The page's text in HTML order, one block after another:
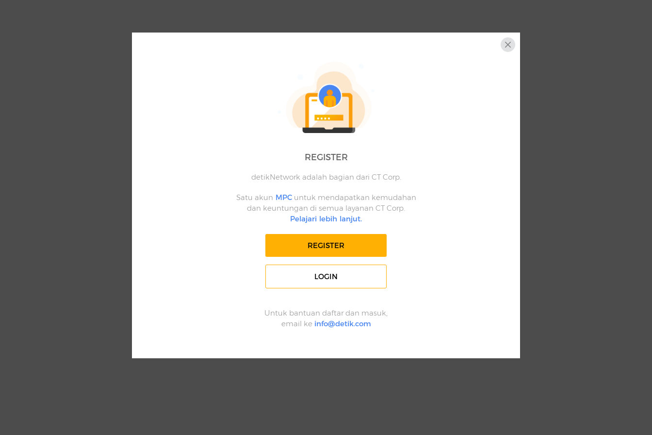
REGISTER
detikNetwork adalah bagian dari CT Corp.
Satu akun MPCuntuk mendapatkan kemudahan
dan keuntungan di semua layanan CT Corp.
Pelajari lebih lanjut.
REGISTER
LOGIN
Untuk bantuan daftar dan masuk,
email ke info@detik.com